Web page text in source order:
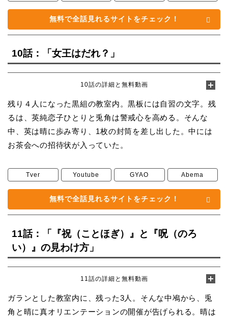
無料で全話見れるサイトをチェック！
10話：「女王はだれ？」
10話の詳細と無料動画
残り４人になった黒組の教室内。黒板には自習の文字。残
るは、英純恋子ひとりと兎角は警戒心を高める。そんな
中、英は晴に歩み寄り、1枚の封筒を差し出した。中には
お茶会への招待状が入っていた。
Tver Youtube GYAO Abema
無料で全話見れるサイトをチェック！
11話：「『祝（ことほぎ）』と『呪（のろ
い）』の見わけ方」
11話の詳細と無料動画
ガランとした教室内に、残った3人。そんな中鳰から、兎
角と晴に真オリエンテーションの開催が告げられる。晴は